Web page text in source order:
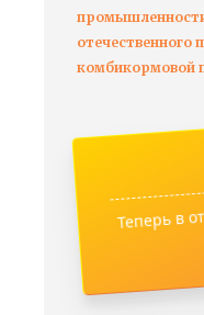
отечественного
комбикормовой
Теперь в